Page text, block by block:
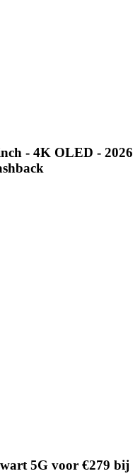
- 4K OLED - 2026
5G voor €279 bij